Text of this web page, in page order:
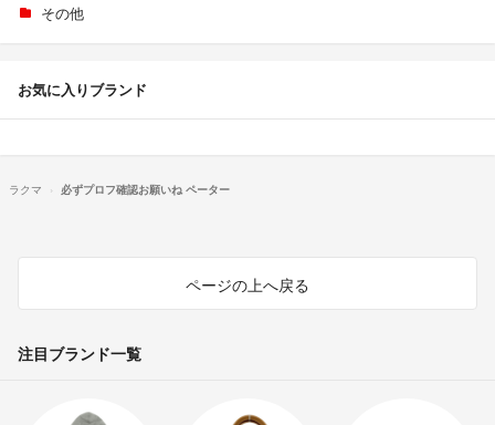
その他
お気に入りブランド
ラクマ 必ずプロフ確認お願いね ペーター
ページの上へ戻る
注目ブランド一覧